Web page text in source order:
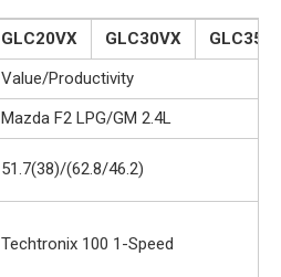
GLC20VX GLC30VX
Value/Productivity
Mazda F2 LPG/GM 2.4L
51.7(38)/(62.8/46.2)
Techtronix 100 1-Speed